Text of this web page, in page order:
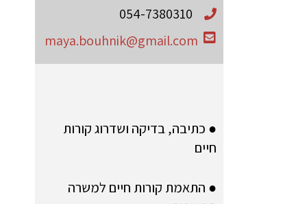
054-7380310
maya.bouhnik@gmail.com
● כתיבה, בדיקה ושדרוג קורות
חיים
● התאמת קורות חיים למשרה